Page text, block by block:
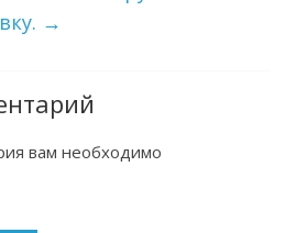
→
вам необходимо